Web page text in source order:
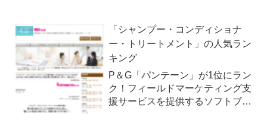
パニーは2015年3月2日（月）、
「2015年版 みんなが選んだ住
みたい街ランキング 関東...
生活
「シャンプー・コンディショナ
ー・トリートメント」の人気ラン
キング
P＆G「パンテーン」が1位にラン
ク！フィールドマーケティング支
援サービスを提供するソフトブレ